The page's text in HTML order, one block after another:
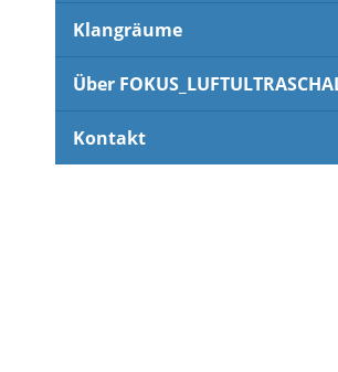
Klangräume
Über
Kontakt